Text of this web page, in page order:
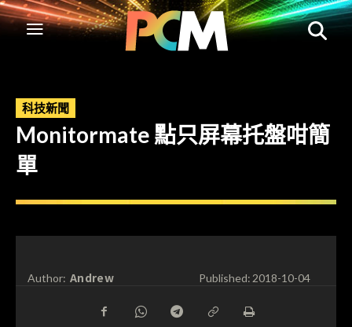
科技新聞
Monitormate 點只屏幕托盤咁簡
單
Author: Andrew Published:2018-10-04